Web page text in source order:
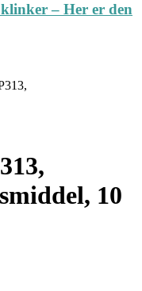
– Her er den
10